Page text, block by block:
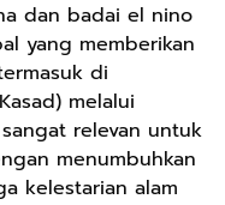
dan badai el nino
yang memberikan
di
melalui
relevan untuk
menumbuhkan
kelestarian alam